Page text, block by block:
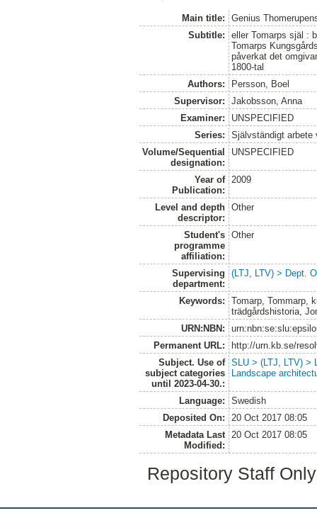
Main title:
Genius
Subtitle:
eller Tomarps själ :
Tomarps
påverkat det
1800-tal
Authors:
Persson, Boel
Supervisor:
Jakobsson, Anna
Examiner:
UNSPECIFIED
Series:
Självständigt arbete
Volume/Sequential
designation:
UNSPECIFIED
Year of
Publication:
2009
Level and depth
descriptor:
Other
Student's
programme
affiliation:
Other
Supervising
department:
(LTJ, LTV) > Dept.
Keywords:
Tomarp, Tommarp,
trädgårdshistoria,
URN:NBN:
Permanent URL:
http://urn.kb.se/
Subject. Use of
subject categories
until 2023-04-30.:
SLU > (LTJ, LTV) >
Landscape
Language:
Swedish
Deposited On:
20 Oct 2017 08:05
Metadata Last
Modified:
20 Oct 2017 08:05
Repository Staff